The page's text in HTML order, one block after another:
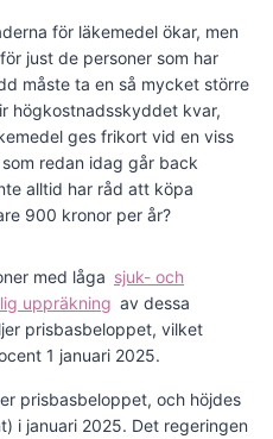
för läkemedel ökar, men
just de personer som har
måste ta en så mycket större
högkostnadsskyddet kvar,
ges frikort vid en viss
redan idag går back
alltid har råd att köpa
900 kronor per år?
med låga sjuk- och
uppräkning av dessa
prisbasbeloppet, vilket
1 januari 2025.
prisbasbeloppet, och höjdes
i januari 2025. Det regeringen